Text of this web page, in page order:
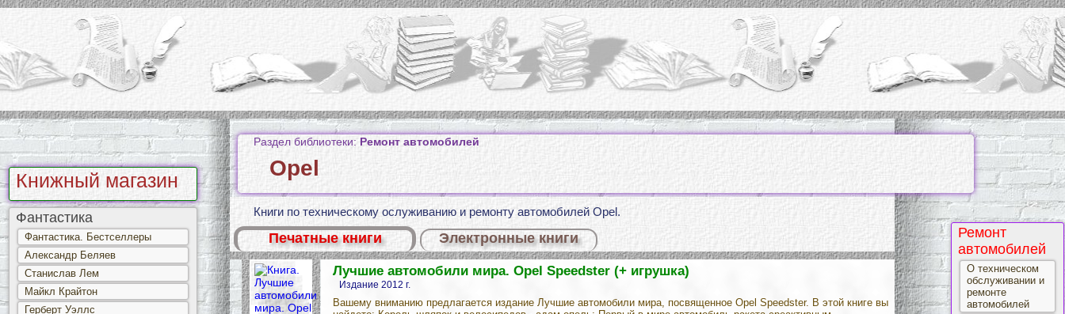
Книжный магазин
Фантастика
Фантастика. Бестселлеры
Александр Беляев
Станислав Лем
Майкл Крайтон
Герберт Уэллс
Ремонт
автомобилей
О техническом
обслуживании и
ремонте
автомобилей
Раздел библиотеки: Ремонт автомобилей
Opel
Книги по техническому ослуживанию и ремонту автомобилей Opel.
Печатные книги Электронные книги
Лучшие автомобили мира. Opel Speedster (+ игрушка)
Издание 2012 г.
Вашему вниманию предлагается издание Лучшие автомобили мира, посвященное Opel Speedster. В этой книге вы